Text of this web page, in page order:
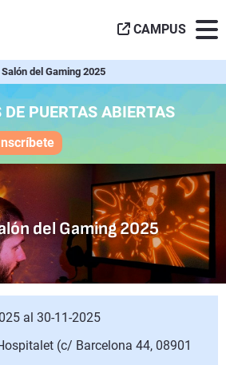
CAMPUS
del Gaming 2025
PUERTAS ABIERTAS
del Gaming 2025
al 30-11-2025
(c/ Barcelona 44, 08901